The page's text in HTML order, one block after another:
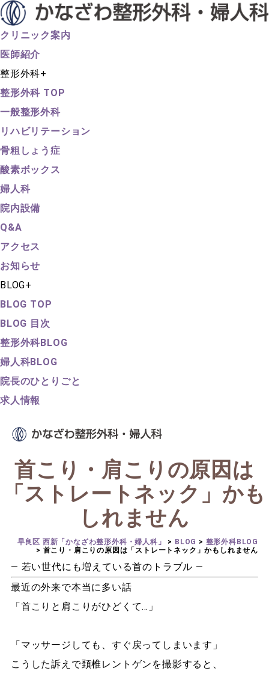
クリニック案内
医師紹介
整形外科+
整形外科 TOP
一般整形外科
リハビリテーション
骨粗しょう症
酸素ボックス
婦人科
院内設備
Q&A
アクセス
お知らせ
BLOG+
BLOG TOP
BLOG 目次
整形外科BLOG
婦人科BLOG
院長のひとりごと
求人情報
首こり・肩こりの原因は
「ストレートネック」かも
しれません
早良区 西新「かなざわ整形外科・婦人科」 > BLOG > 整形外科BLOG
> 首こり・肩こりの原因は「ストレートネック」かもしれません
― 若い世代にも増えている首のトラブル ―
最近の外来で本当に多い話
「首こりと肩こりがひどくて…」
「マッサージしても、すぐ戻ってしまいます」
こうした訴えで頚椎レントゲンを撮影すると、